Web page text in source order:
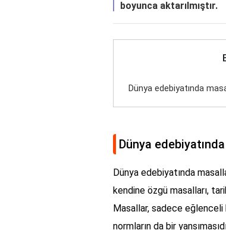
boyunca aktarılmıştır.
Dünya edebiyatında
Dünya
Dünya edebiyatında
kendine özgü masalları,
Masallar, sadece eğlenceli
normların da bir